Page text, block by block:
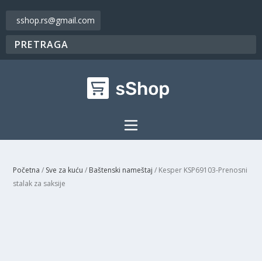
sshop.rs@gmail.com
Početna / Sve za kuću / Baštenski nameštaj / Kesper KSP69103-Prenosni
stalak za saksije